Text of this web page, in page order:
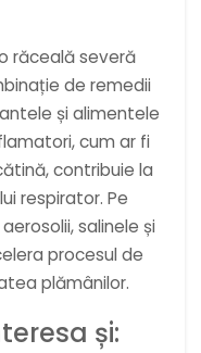
răceală severă
de remedii
și alimentele
cum ar fi
contribuie la
respirator. Pe
salinele și
procesul de
plămânilor.
și: